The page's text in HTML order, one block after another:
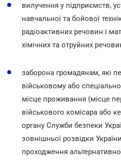
вилучення у підприємств,
навчальної та бойової
радіоактивних речовин і
хімічних та отруйних
заборона громадянам, які
військовому або
місце проживання (місце
військового комісара або
органу Служби безпеки
зовнішньої розвідки
проходження